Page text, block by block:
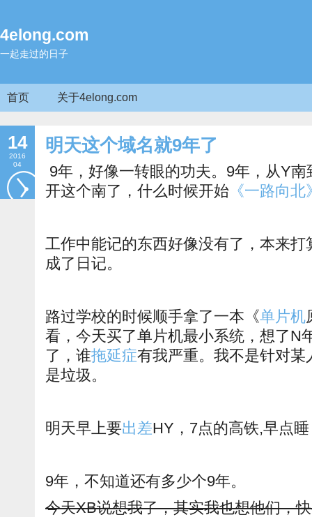
4elong.com
一起走过的日子
首页 关于4elong.com
14
2016
04
明天这个域名就9年了
9年，好像一转眼的功夫。9年，从Y
开这个南了，什么时候开始 《一路向北
工作中能记的东西好像没有了，本来
成了日记。
路过学校的时候顺手拿了一本《单片机
看，今天买了单片机最小系统，想了N
了，谁拖延症有我严重。我不是针对
是垃圾。
明天早上要出差HY，7点的高铁,早点睡
9年，不知道还有多少个9年。
今天XB说想我了，其实我也想他们，